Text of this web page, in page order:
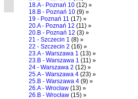
18.A - Poznań 10 (12) »
18.B - Poznań 10 (9) »
19 - Poznań 11 (17) »
20.A - Poznań 12 (11) »
20.B - Poznań 12 (3) »
21 - Szczecin 1 (8) »
22 - Szczecin 2 (16) »
23.A - Warszawa 1 (13) »
23.B - Warszawa 1 (11) »
24 - Warszawa 2 (12) »
25.A - Warszawa 4 (23) »
25.B - Warszawa 4 (9) »
26.A - Wrocław (13) »
26.B - Wrocław (15) »